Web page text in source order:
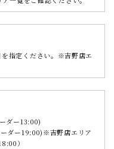
指定ください。 ※吉野店エ
ダー13:00)
ダー19:00)※吉野店エリア
）